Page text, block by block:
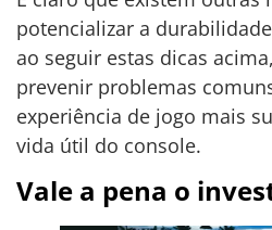
potencializar a
ao seguir estas dicas
prevenir problemas
experiência de jogo mais
vida útil do console.
Vale a pena o